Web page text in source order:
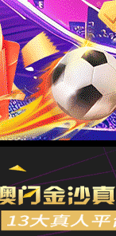
返回首页